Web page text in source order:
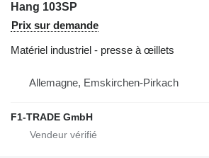
Hang 103SP
Prix sur demande
Matériel industriel - presse à œillets
Allemagne, Emskirchen-Pirkach
F1-TRADE GmbH